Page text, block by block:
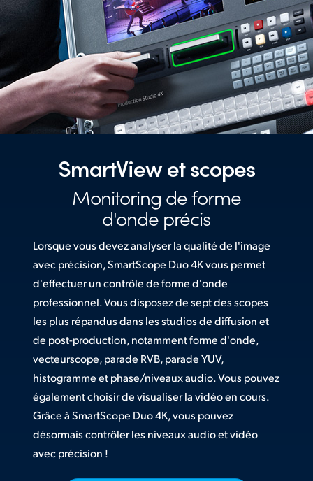
Japan
Korea
Mexico
Malaysia
Netherlands
Portugal
Singapore
South Africa
Spain
Sweden
Chinese Taipei
UAE
SmartView et scopes
Monitoring de forme
d'onde précis
Lorsque vous devez analyser la qualité de l'image
avec précision, SmartScope Duo 4K vous permet
d'effectuer un contrôle de forme d'onde
professionnel. Vous disposez de sept des scopes
les plus répandus dans les studios de diffusion et
de post-production, notamment forme d'onde,
vecteurscope, parade RVB, parade YUV,
histogramme et phase/niveaux audio. Vous pouvez
également choisir de visualiser la vidéo en cours.
Grâce à SmartScope Duo 4K, vous pouvez
désormais contrôler les niveaux audio et vidéo
avec précision !